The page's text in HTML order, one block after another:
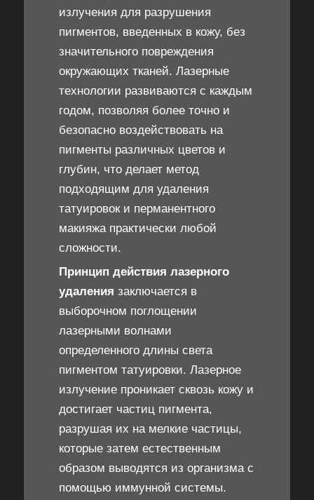
излучения для разрушения
пигментов, введенных в кожу, без
значительного повреждения
окружающих тканей. Лазерные
технологии развиваются с каждым
годом, позволяя более точно и
безопасно воздействовать на
пигменты различных цветов и
глубин, что делает метод
подходящим для удаления
татуировок и перманентного
макияжа практически любой
сложности.
Принцип действия лазерного
удаления заключается в
выборочном поглощении
лазерными волнами
определенного длины света
пигментом татуировки. Лазерное
излучение проникает сквозь кожу и
достигает частиц пигмента,
разрушая их на мелкие частицы,
которые затем естественным
образом выводятся из организма с
помощью иммунной системы.